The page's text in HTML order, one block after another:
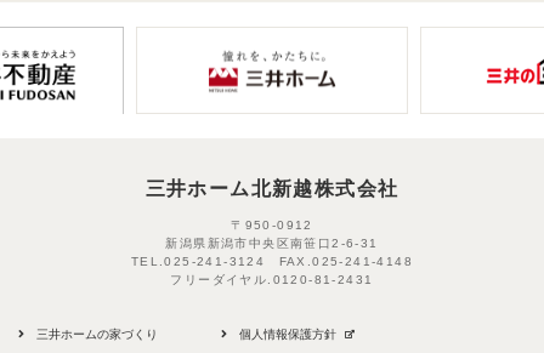
三井ホーム北新越株式会社
〒950-0912
新潟県新潟市中央区南笹口2-6-31
TEL.025-241-3124 FAX.025-241-4148
フリーダイヤル. 0120-81-2431
三井ホームの家づくり 個人情報保護方針